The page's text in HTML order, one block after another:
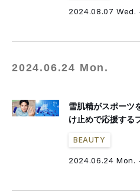
2024.08.07 Wed.
2024.06.24 Mon.
雪肌精がスポー
け止めで応援する
BEAUTY
2024.06.24 Mon.